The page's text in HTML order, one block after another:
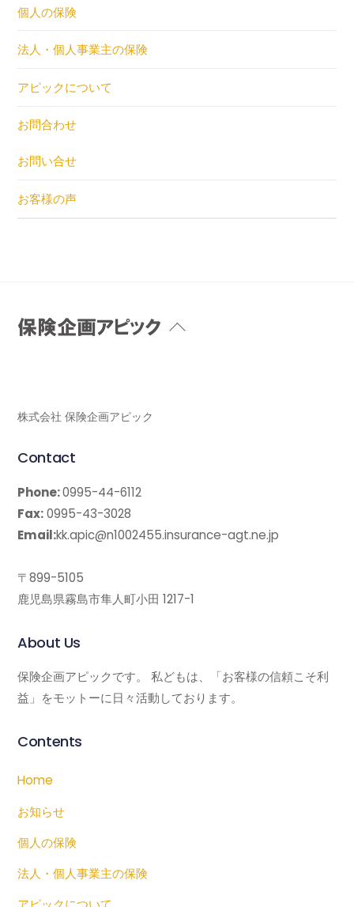
個人の保険
法人・個人事業主の保険
アピックについて
お問合わせ
お問い合せ
お客様の声
Back
株式会社 保険企画アピック
Contact
Phone:0995-44-6112
Fax:0995-43-3028
Email:kk.apic@n1002455.insurance-agt.ne.jp
〒899-5105
鹿児島県霧島市隼人町小田 1217-1
About Us
保険企画アピックです。 私どもは、「お客様の信頼こそ利
益」をモットーに日々活動しております。
Contents
Home
お知らせ
個人の保険
法人・個人事業主の保険